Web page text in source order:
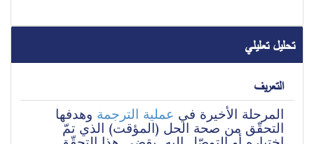
تحليل تعليلي
التعريف
المرحلة الأخيرة في عملية الترجمة
التحقّق من صحة الحل (المؤقت) الذي تمّ